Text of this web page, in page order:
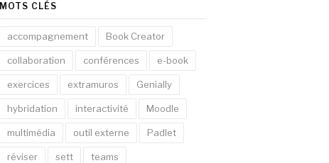
MOTS CLÉS
accompagnement Book Creator
collaboration conférences e-book
exercices extramuros Genially
hybridation interactivité Moodle
multimédia outil externe Padlet
réviser sett teams